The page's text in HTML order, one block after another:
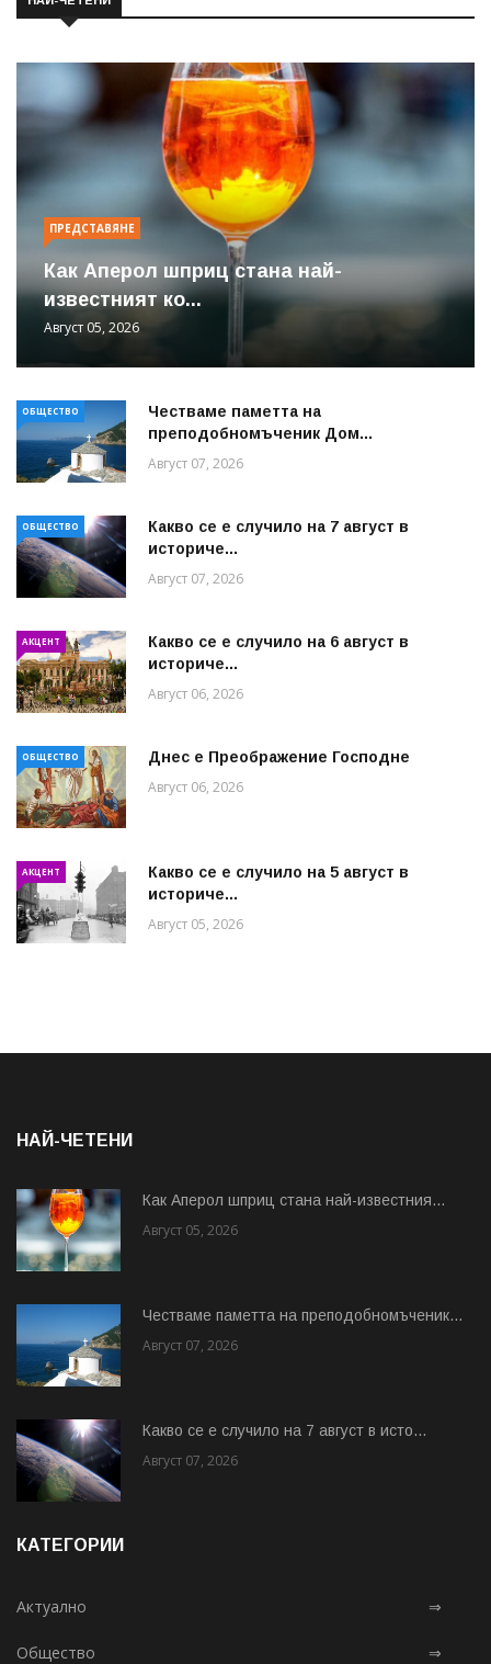
ПРЕДСТАВЯНЕ
Как Аперол шприц стана най-
известният ко...
Август 05, 2026
ОБЩЕСТВО
Честваме паметта на
преподобномъченик Дом...
Август 07, 2026
ОБЩЕСТВО
Какво се е случило на 7 август в
историче...
Август 07, 2026
АКЦЕНТ
Какво се е случило на 6 август в
историче...
Август 06, 2026
ОБЩЕСТВО Днес е Преображение Господне
Август 06, 2026
АКЦЕНТ
Какво се е случило на 5 август в
историче...
Август 05, 2026
НАЙ-ЧЕТЕНИ
Как Аперол шприц стана най-известния...
Август 05, 2026
Честваме паметта на преподобномъченик...
Август 07, 2026
Какво се е случило на 7 август в исто...
Август 07, 2026
КАТЕГОРИИ
Актуално ⇒
Общество ⇒